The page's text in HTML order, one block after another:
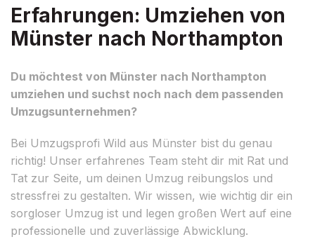
Erfahrungen: Umziehen von
Münster nach Northampton
Du möchtest von Münster nach Northampton
umziehen und suchst noch nach dem passenden
Umzugsunternehmen?
Bei Umzugsprofi Wild aus Münster bist du genau
richtig! Unser erfahrenes Team steht dir mit Rat und
Tat zur Seite, um deinen Umzug reibungslos und
stressfrei zu gestalten. Wir wissen, wie wichtig dir ein
sorgloser Umzug ist und legen großen Wert auf eine
professionelle und zuverlässige Abwicklung.